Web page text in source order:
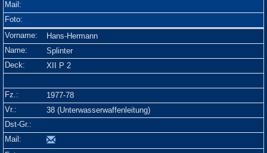
Hans-Hermann
Splinter
XII P 2
1977-78
38 (Unterwasserwaffenleitung)